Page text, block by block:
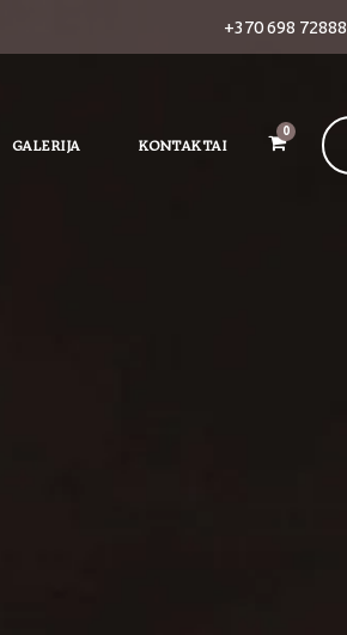
+370 698 72888
GALERIJA KONTAKTAI
0